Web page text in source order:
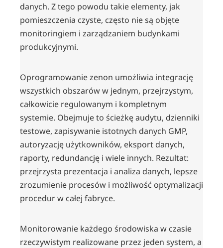
danych. Z tego powodu takie elementy, jak
pomieszczenia czyste, często nie są objęte
monitoringiem i zarządzaniem budynkami
produkcyjnymi.
Oprogramowanie zenon umożliwia integrację
wszystkich obszarów w jednym, przejrzystym,
całkowicie regulowanym i kompletnym
systemie. Obejmuje to ścieżkę audytu, dzienniki
testowe, zapisywanie istotnych danych GMP,
autoryzację użytkowników, eksport danych,
raporty, redundancję i wiele innych. Rezultat:
przejrzysta prezentacja i analiza danych, lepsze
zrozumienie procesów i możliwość optymalizacji
procedur w całej fabryce.
Monitorowanie każdego środowiska w czasie
rzeczywistym realizowane przez jeden system, a